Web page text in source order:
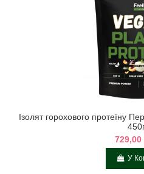
Ізолят горохового протеїну
729,00
У